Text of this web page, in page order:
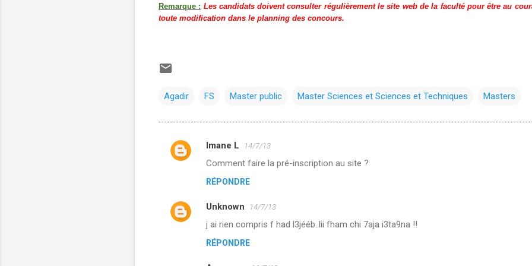
Remarque : Les candidats doivent consulter régulièrement le site web de la faculté pour être au
toute modification dans le planning des concours.
Agadir FS Master public Master Sciences et Sciences et Techniques Masters
C
m
e
Imane L 14/7/13
Comment faire la pré-inscription au site ?
RÉPONDRE
Unknown 14/7/13
j ai rien compris f had l3jééb..lii fham chi 7aja i3ta9na !!
RÉPONDRE